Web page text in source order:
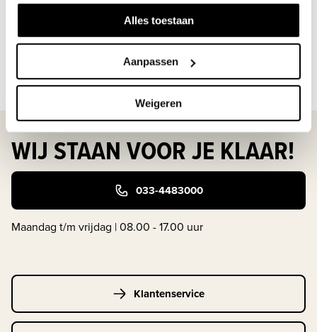
Alles toestaan
Aanpassen
Weigeren
op het mondeling en centraal examen Frans. Jullie werken
aan gespreks-, schrijf- en leesvaardigheid. Met
Examenidioom kunnen je leerl...
WIJ STAAN VOOR JE KLAAR!
033-4483000
Maandag t/m vrijdag | 08.00 - 17.00 uur
Klantenservice